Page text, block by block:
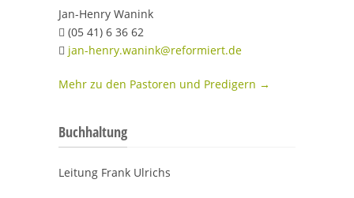
Jan-Henry Wanink
 (05 41) 6 36 62
 jan-henry.wanink@reformiert.de
Mehr zu den Pastoren und Predigern →
Buchhaltung
Leitung Frank Ulrichs